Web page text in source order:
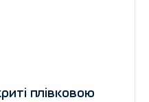
плівковою